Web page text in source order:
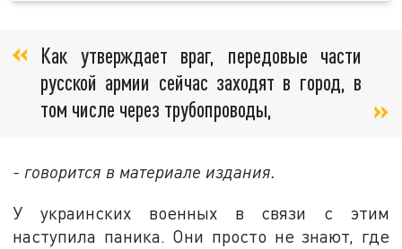
Как утверждает враг, передовые части
русской армии сейчас заходят в город, в
том числе через трубопроводы,
- говорится в материале издания.
У украинских военных в связи с этим
наступила паника. Они просто не знают, где